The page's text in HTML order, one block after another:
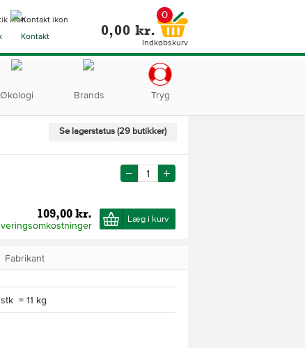
Kontakt
0
0,00 kr.
Indkøbskurv
Økologi Brands Tryg
Se lagerstatus (29 butikker)
109,00 kr. Læg i kurv
Fabrikant
= 11 kg